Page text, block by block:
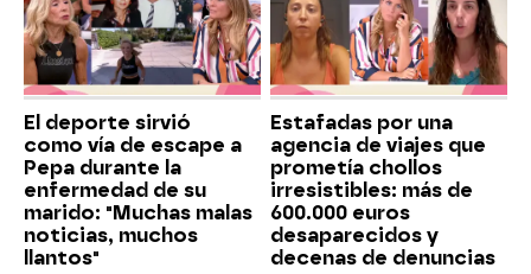
El deporte sirvió
como vía de escape a
Pepa durante la
enfermedad de su
marido: "Muchas malas
noticias, muchos
llantos"
Estafadas por una
agencia de viajes que
prometía chollos
irresistibles: más de
600.000 euros
desaparecidos y
decenas de denuncias